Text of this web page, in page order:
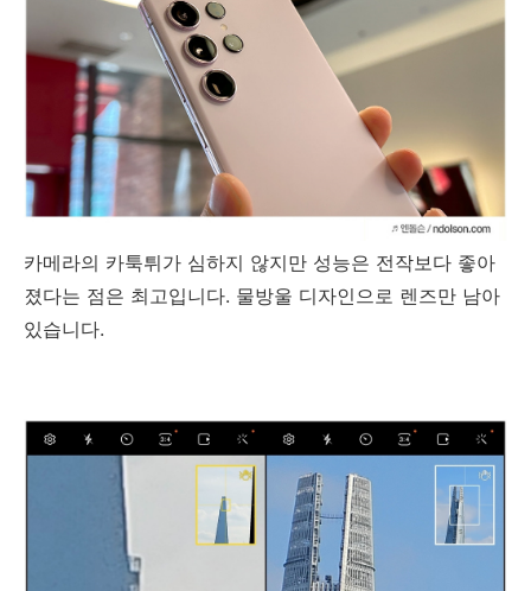
카메라의 카툭튀가 심하지 않지만 성능은 전작보다 좋아
졌다는 점은 최고입니다. 물방울 디자인으로 렌즈만 남아
있습니다.